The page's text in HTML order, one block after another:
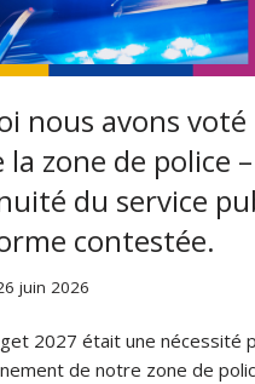
nous avons
la zone de police
du service
contestée.
juin 2026
2027 était une nécessité
de notre zone de